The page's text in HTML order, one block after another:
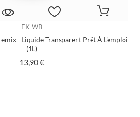
EK-WB
- Liquide Transparent Prêt À L'emploi
(1L)
13,90 €Prix